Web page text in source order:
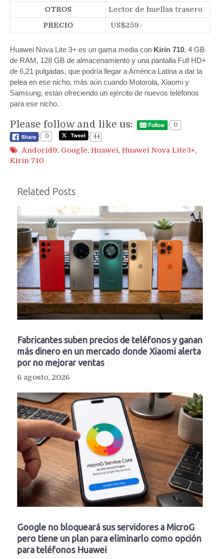
OTROS
Lector de huellas trasero
PRECIO
US$259.-
Huawei Nova Lite 3+ es un gama media con Kirin 710, 4 GB
de RAM, 128 GB de almacenamiento y una pantalla Full HD+
de 6,21 pulgadas, que podría llegar a América Latina a dar la
pelea en ese nicho, más aún cuando Motorola, Xiaomi y
Samsung, están ofreciendo un ejército de nuevos teléfonos
para ese nicho.
Please follow and like us:
0
0
44
Andorid9, Google, Huawei, Huawei Nova Lite3+,
Kirin 710
Related Posts
Fabricantes suben precios de teléfonos y ganan
más dinero en un mercado donde Xiaomi alerta
por no mejorar ventas
6 agosto, 2026
Google no bloqueará sus servidores a MicroG
pero tiene un plan para eliminarlo como opción
para teléfonos Huawei